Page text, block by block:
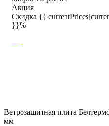
Акция
Скидка {{
}}%
Ветрозащитная плита
мм